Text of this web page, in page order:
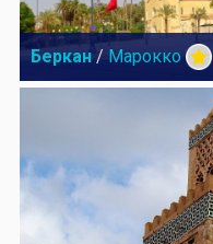
Беркан / Марокко